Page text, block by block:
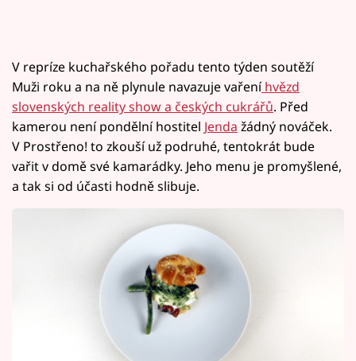
V repríze kuchařského pořadu tento týden soutěží
Muži roku a na ně plynule navazuje vařeníhvězd
slovenských reality show a českých cukrářů. Před
kamerou není pondělní hostitel Jenda žádný nováček.
V Prostřeno! to zkouší už podruhé, tentokrát bude
vařit v domě své kamarádky. Jeho menu je promyšlené,
a tak si od účasti hodně slibuje.